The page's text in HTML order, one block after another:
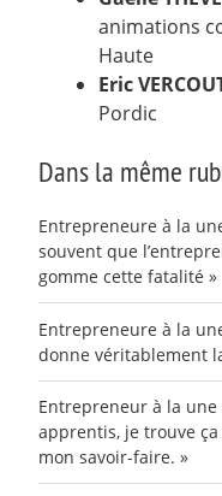
animations
Haute
Eric
Pordic
Dans la même
Entrepreneure à la
souvent que
gomme cette fatalité »
Entrepreneure à la
donne véritablement
Entrepreneur à la une
apprentis, je trouve
mon savoir-faire. »